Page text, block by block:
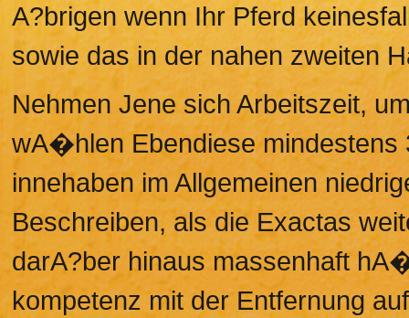
A?brigen wenn Ihr Pferd
sowie das in der nahen zweiten
Nehmen Jene sich Arbeitszeit,
wA�hlen Ebendiese
innehaben im Allgemeinen
Beschreiben, als die Exactas
darA?ber hinaus massenhaft
kompetenz mit der Entfernung